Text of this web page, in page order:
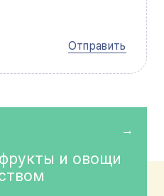
Отправить
→
и овощи